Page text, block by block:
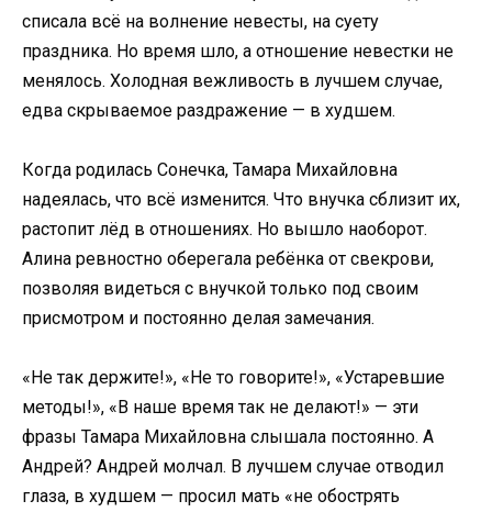
списала всё на волнение невесты, на суету
праздника. Но время шло, а отношение невестки не
менялось. Холодная вежливость в лучшем случае,
едва скрываемое раздражение — в худшем.
Когда родилась Сонечка, Тамара Михайловна
надеялась, что всё изменится. Что внучка сблизит их,
растопит лёд в отношениях. Но вышло наоборот.
Алина ревностно оберегала ребёнка от свекрови,
позволяя видеться с внучкой только под своим
присмотром и постоянно делая замечания.
«Не так держите!», «Не то говорите!», «Устаревшие
методы!», «В наше время так не делают!» — эти
фразы Тамара Михайловна слышала постоянно. А
Андрей? Андрей молчал. В лучшем случае отводил
глаза, в худшем — просил мать «не обострять